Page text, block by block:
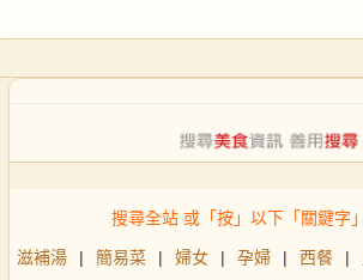
搜尋全站 或「按」以下「關鍵字
滋補湯 | 簡易菜 | 婦女 | 孕婦 | 西餐 |